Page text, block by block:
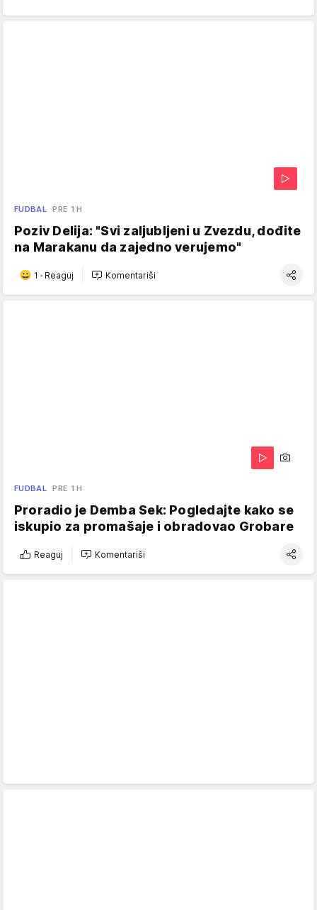
FUDBAL PRE 1 H
Poziv Delija: "Svi zaljubljeni u Zvezdu, dođite
na Marakanu da zajedno verujemo"
1 · Reaguj Komentariši
FUDBAL PRE 1 H
Proradio je Demba Sek: Pogledajte kako se
iskupio za promašaje i obradovao Grobare
Reaguj Komentariši